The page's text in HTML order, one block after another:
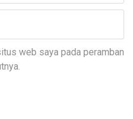
web saya pada peramban